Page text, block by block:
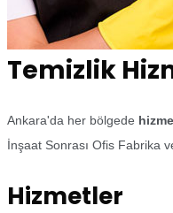
Temizlik
Ankara'da her bölgede
İnşaat Sonrası Ofis Fabrika
Hizmetler